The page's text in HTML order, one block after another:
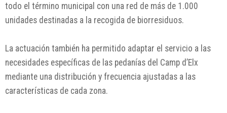
todo el término municipal con una red de más de 1.000
unidades destinadas a la recogida de biorresiduos.
La actuación también ha permitido adaptar el servicio a las
necesidades específicas de las pedanías del Camp d’Elx
mediante una distribución y frecuencia ajustadas a las
características de cada zona.